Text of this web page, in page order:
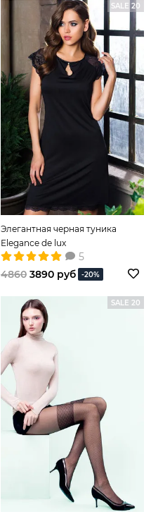
SALE 20
Элегантная черная туника
Elegance de lux
5
4860 3890 руб -20%
SALE 20